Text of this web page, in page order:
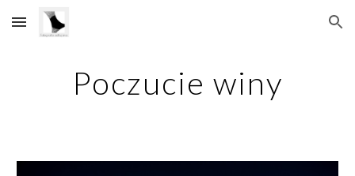
Skip to main content Skip to navigation
Poczucie winy